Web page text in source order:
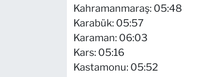
Kahramanmaraş: 05:48
Karabük: 05:57
Karaman: 06:03
Kars: 05:16
Kastamonu: 05:52